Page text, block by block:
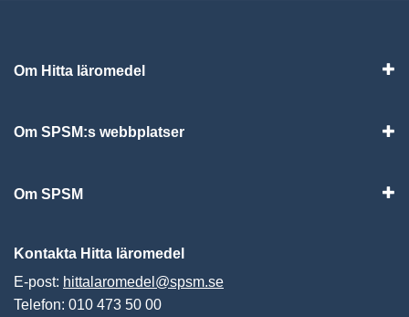
Om Hitta läromedel
Om SPSM:s webbplatser
Om SPSM
Kontakta Hitta läromedel
E-post: hittalaromedel@spsm.se
Telefon: 010 473 50 00